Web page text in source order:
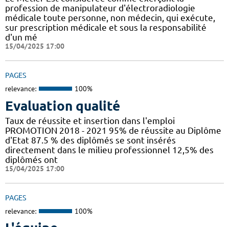
profession de manipulateur d'électroradiologie
médicale toute personne, non médecin, qui exécute,
sur prescription médicale et sous la responsabilité
d'un mé
15/04/2025 17:00
PAGES
relevance: 100%
Evaluation qualité
Taux de réussite et insertion dans l'emploi
PROMOTION 2018 - 2021 95% de réussite au Diplôme
d'Etat 87.5 % des diplômés se sont insérés
directement dans le milieu professionnel 12,5% des
diplômés ont
15/04/2025 17:00
PAGES
relevance: 100%